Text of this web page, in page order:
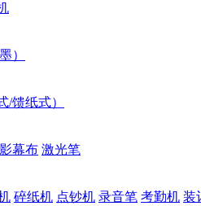
）
/馈纸式）
幕布 激光笔
碎纸机 点钞机 录音笔 考勤机 装